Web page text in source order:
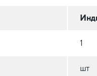
1
шт